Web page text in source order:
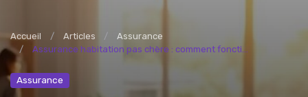
Accueil Articles
Assurance
Assurance habitation pas chère : comment foncti...
Assurance